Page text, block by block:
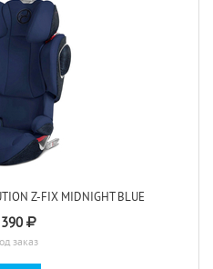
Z-FIX MIDNIGHT BLUE
заказ